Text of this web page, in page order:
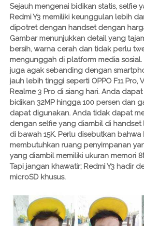
Sejauh mengenai bidikan statis, selfie
Redmi Y3 memiliki keunggulan lebih
dipotret dengan handset dengan
Gambar menunjukkan detail yang
bersih, warna cerah dan tidak perlu
mengunggah di platform media
juga agak sebanding dengan
jauh lebih tinggi seperti OPPO F11 Pro,
Realme 3 Pro di siang hari. Anda
bidikan 32MP hingga 100 persen dan
dapat digunakan. Anda tidak dapat
dengan selfie yang diambil di
di bawah 15K. Perlu disebutkan bahwa
membutuhkan ruang penyimpanan
yang diambil memiliki ukuran memori
Tapi jangan khawatir; Redmi Y3 hadir
microSD khusus.